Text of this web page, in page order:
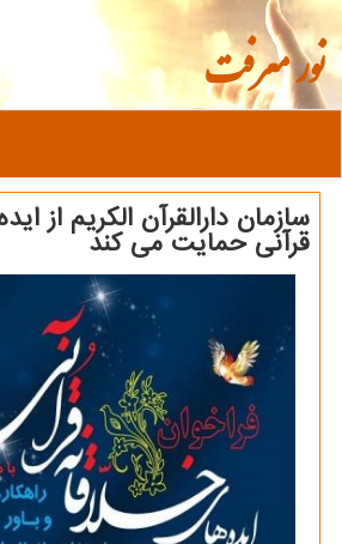
نور معرفت
سازمان دارالقرآن الكریم از
قرآنی حمایت می كند